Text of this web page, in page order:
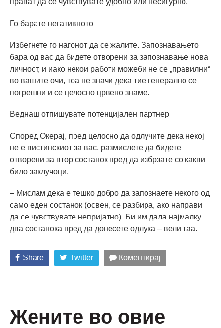
прават да се чувствувате удобно или несигурно.
Го барате негативното
Избегнете го нагонот да се жалите. Запознавањето
бара од вас да бидете отворени за запознавање нова
личност, и иако некои работи можеби не се „правилни“
во вашите очи, тоа не значи дека тие генерално се
погрешни и се целосно црвено знаме.
Веднаш отпишувате потенцијален партнер
Според Окерај, пред целосно да одлучите дека некој
не е вистинскиот за вас, размислете да бидете
отворени за втор состанок пред да избрзате со какви
било заклучоци.
– Мислам дека е тешко добро да запознаете некого од
само еден состанок (освен, се разбира, ако направи
да се чувствувате непријатно). Би им дала најмалку
два состанока пред да донесете одлука – вели таа.
Share Twitter Коментирај
Жените во овие